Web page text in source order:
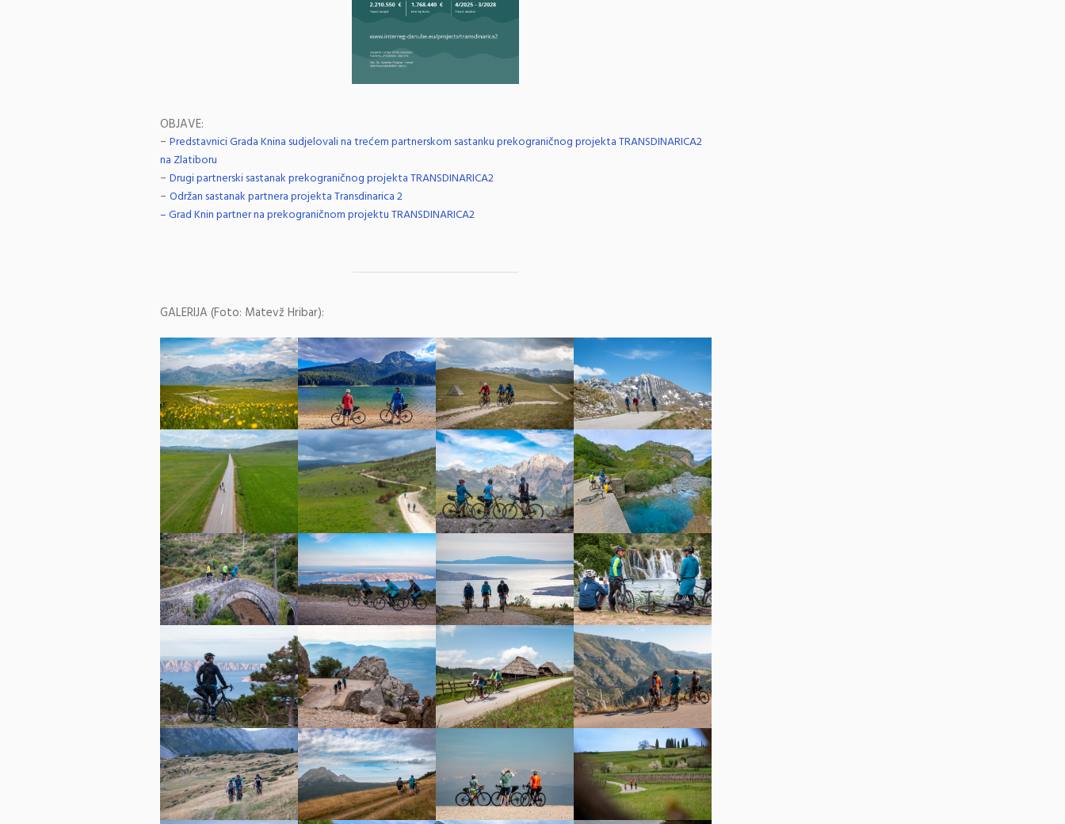
OBJAVE:
– Predstavnici Grada Knina sudjelovali na trećem partnerskom sastanku prekograničnog projekta TRANSDINARICA2
na Zlatiboru
– Drugi partnerski sastanak prekograničnog projekta TRANSDINARICA2
– Održan sastanak partnera projekta Transdinarica 2
– Grad Knin partner na prekograničnom projektu TRANSDINARICA2
GALERIJA (Foto: Matevž Hribar):